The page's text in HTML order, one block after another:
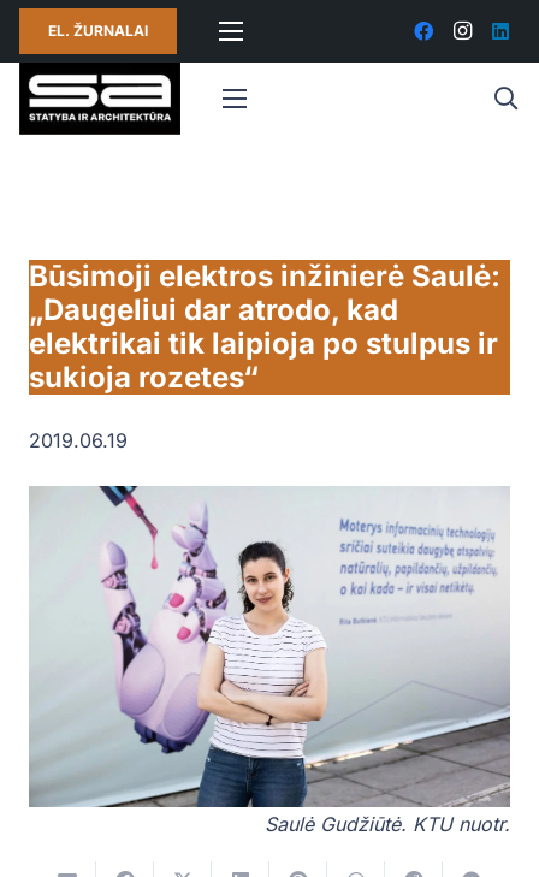
EL. ŽURNALAI
Būsimoji elektros inžinierė Saulė:
„Daugeliui dar atrodo, kad
elektrikai tik laipioja po stulpus ir
sukioja rozetes“
2019.06.19
Saulė Gudžiūtė. KTU nuotr.